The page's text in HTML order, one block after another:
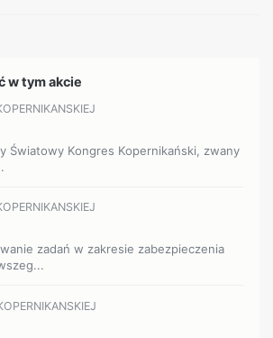
w tym akcie
Światowy Kongres Kopernikański, zwany
zadań w zakresie zabezpieczenia